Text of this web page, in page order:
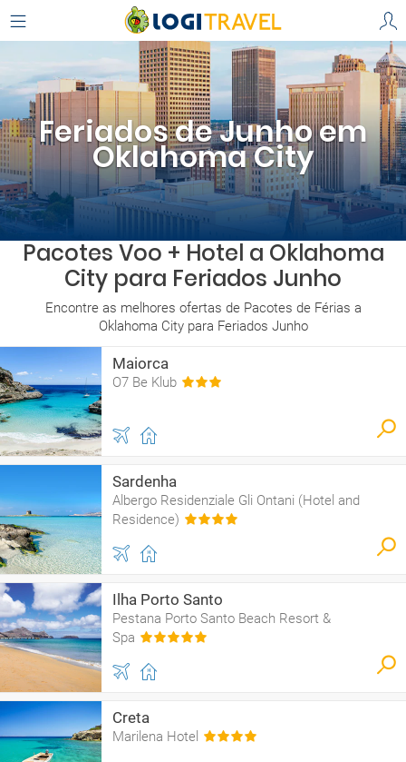
Feriados de Junho em
Oklahoma City
Pacotes Voo + Hotel a Oklahoma
City para Feriados Junho
Encontre as melhores ofertas de Pacotes de Férias a
Oklahoma City para Feriados Junho
Maiorca
O7 Be Klub
Sardenha
Albergo Residenziale Gli Ontani (Hotel and
Residence)
Ilha Porto Santo
Pestana Porto Santo Beach Resort &
Spa
Creta
Marilena Hotel